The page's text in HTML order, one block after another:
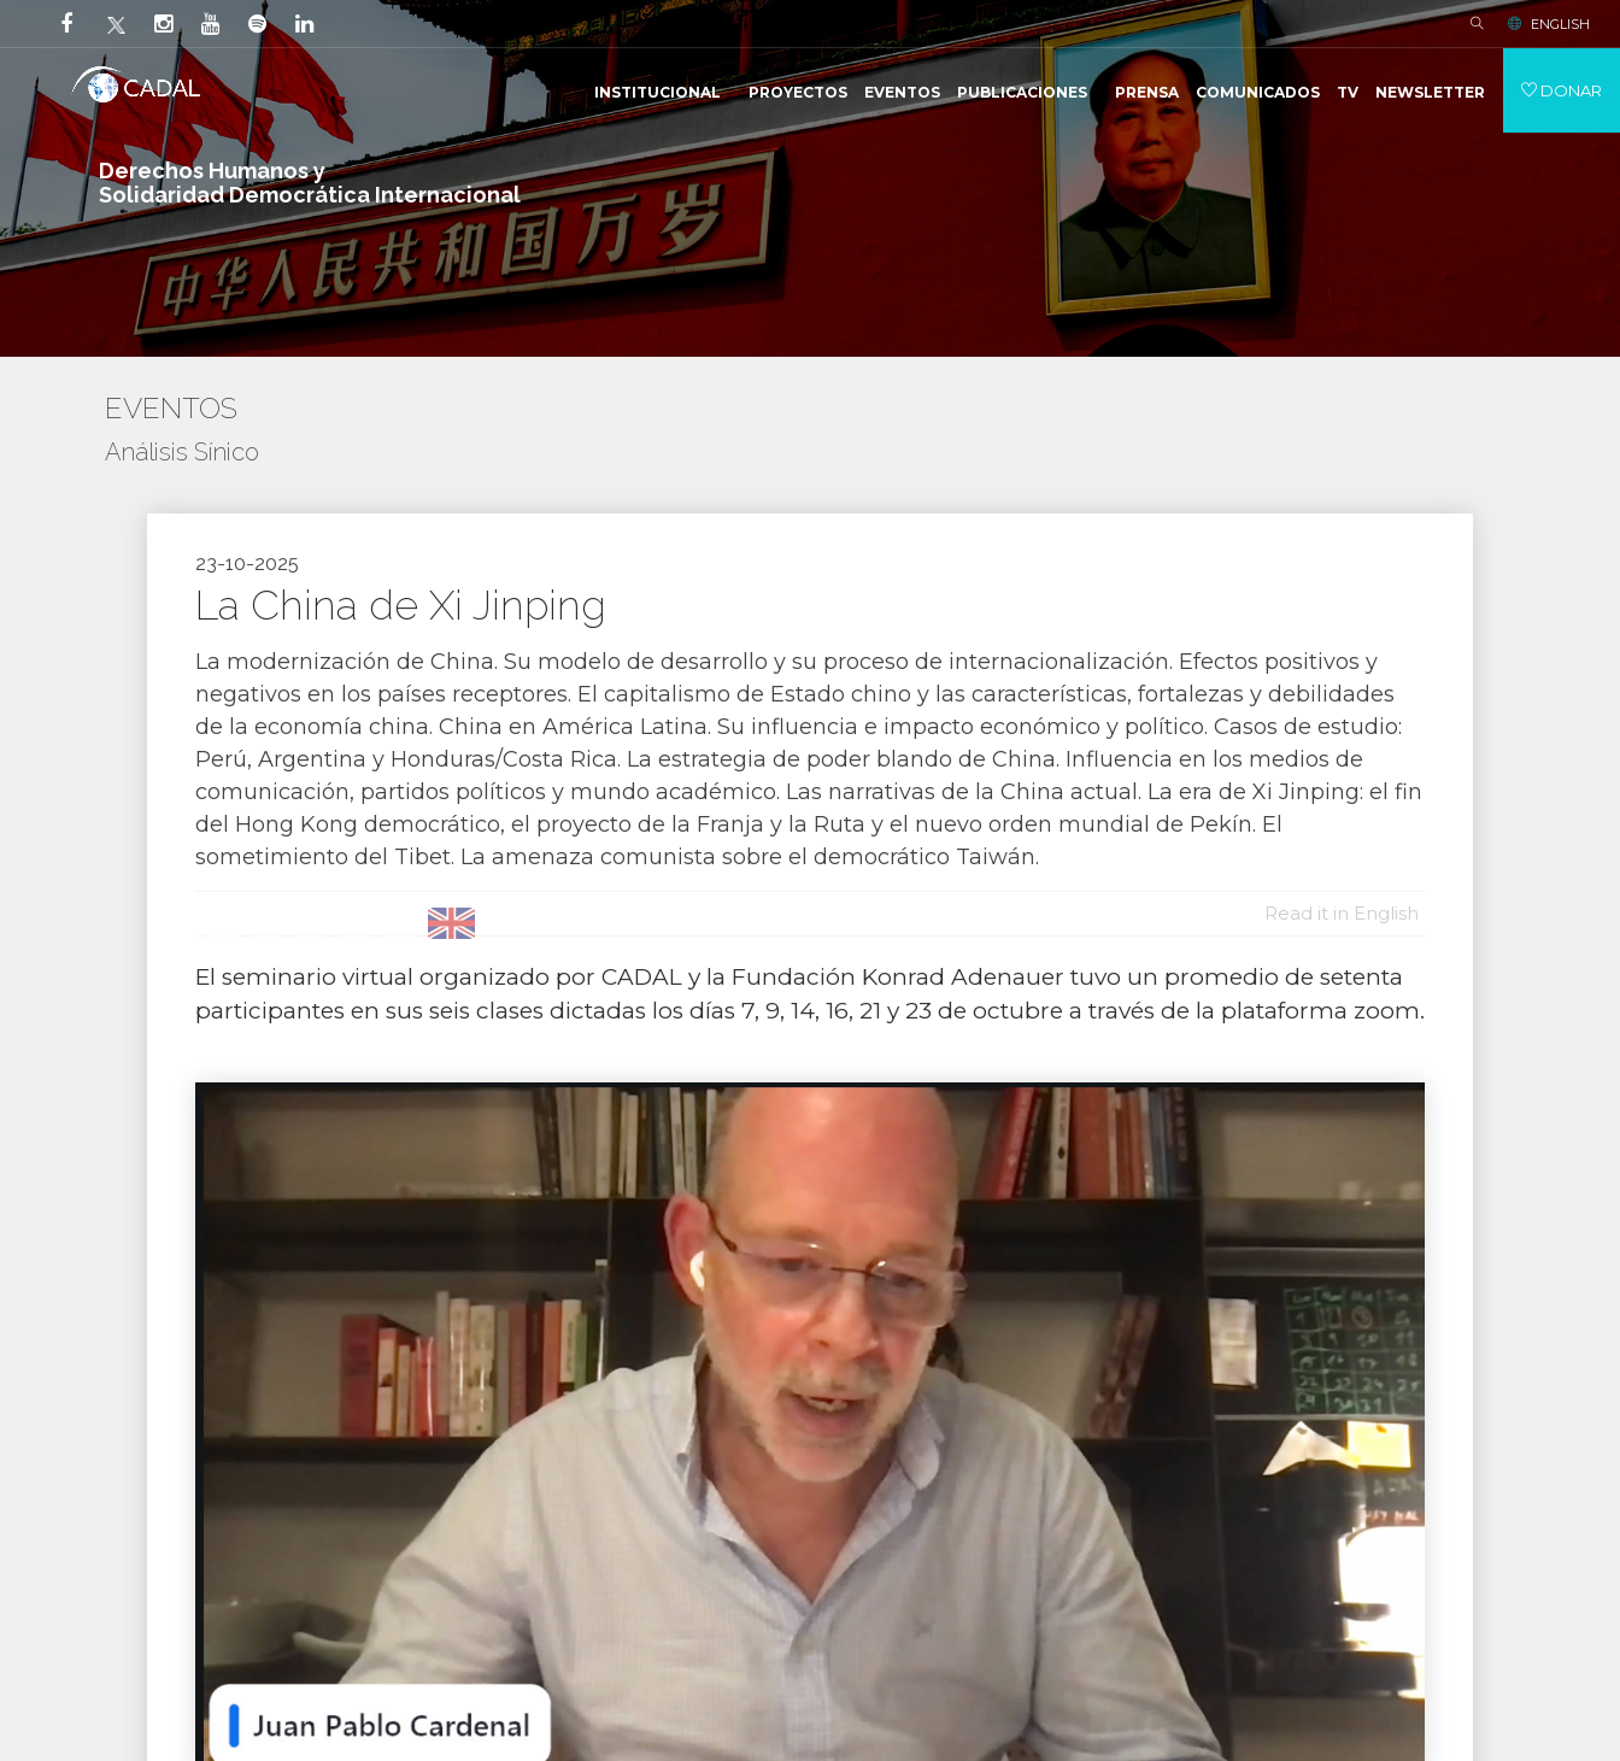
Derechos Humanos y
Solidaridad Democrática Internacional
ENGLISH
INSTITUCIONAL PROYECTOS EVENTOS PUBLICACIONES PRENSA COMUNICADOS TV NEWSLETTER DONAR
EVENTOS
Análisis Sínico
23-10-2025
La China de Xi Jinping
La modernización de China. Su modelo de desarrollo y su proceso de internacionalización. Efectos positivos y
negativos en los países receptores. El capitalismo de Estado chino y las características, fortalezas y debilidades
de la economía china. China en América Latina. Su influencia e impacto económico y político. Casos de estudio:
Perú, Argentina y Honduras/Costa Rica. La estrategia de poder blando de China. Influencia en los medios de
comunicación, partidos políticos y mundo académico. Las narrativas de la China actual. La era de Xi Jinping: el fin
del Hong Kong democrático, el proyecto de la Franja y la Ruta y el nuevo orden mundial de Pekín. El
sometimiento del Tibet. La amenaza comunista sobre el democrático Taiwán.
Read it in English
El seminario virtual organizado por CADAL y la Fundación Konrad Adenauer tuvo un promedio de setenta
participantes en sus seis clases dictadas los días 7, 9, 14, 16, 21 y 23 de octubre a través de la plataforma zoom.